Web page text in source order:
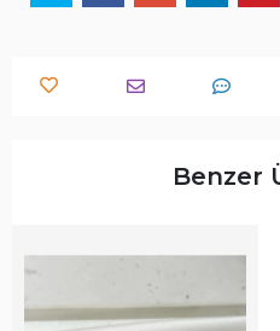
Benzer